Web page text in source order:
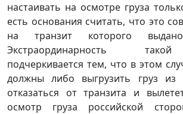
настаивать на осмотре груза
есть основания считать, что это
на транзит которого
Экстраординарность
подчеркивается тем, что в этом
должны либо выгрузить груз из
отказаться от транзита и
осмотр груза российской